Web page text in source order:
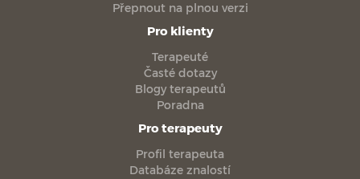
Přepnout na plnou verzi
Pro klienty
Terapeuté
Časté dotazy
Blogy terapeutů
Poradna
Pro terapeuty
Profil terapeuta
Databáze znalostí